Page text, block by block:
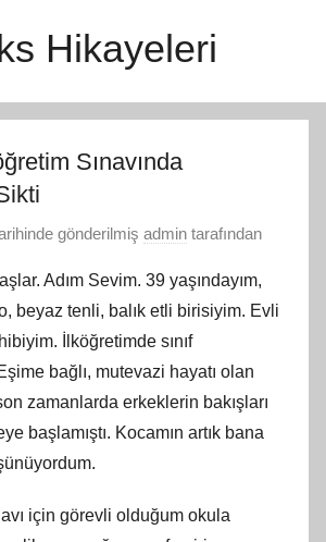
Hikayeleri
Sınavında
gönderilmiş admin tarafından
Adım Sevim. 39 yaşındayım,
beyaz tenli, balık etli birisiyim. Evli
İlköğretimde sınıf
bağlı, mutevazi hayatı olan
zamanlarda erkeklerin bakışları
başlamıştı. Kocamın artık bana
için görevli olduğum okula